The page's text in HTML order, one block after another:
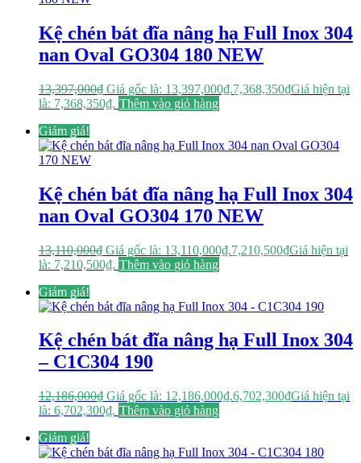
Kệ chén bát đĩa nâng hạ Full Inox 304
nan Oval GO304 180 NEW
13,397,000₫ Giá gốc là: 13,397,000₫.7,368,350₫Giá hiện tại
là: 7,368,350₫. Thêm vào giỏ hàng
Giảm giá!
Kệ chén bát đĩa nâng hạ Full Inox 304
nan Oval GO304 170 NEW
13,110,000₫ Giá gốc là: 13,110,000₫.7,210,500₫Giá hiện tại
là: 7,210,500₫. Thêm vào giỏ hàng
Giảm giá!
Kệ chén bát đĩa nâng hạ Full Inox 304
– C1C304 190
12,186,000₫ Giá gốc là: 12,186,000₫.6,702,300₫Giá hiện tại
là: 6,702,300₫. Thêm vào giỏ hàng
Giảm giá!